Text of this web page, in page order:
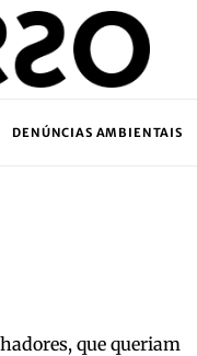
DENÚNCIAS AMBIENTAIS
que queriam